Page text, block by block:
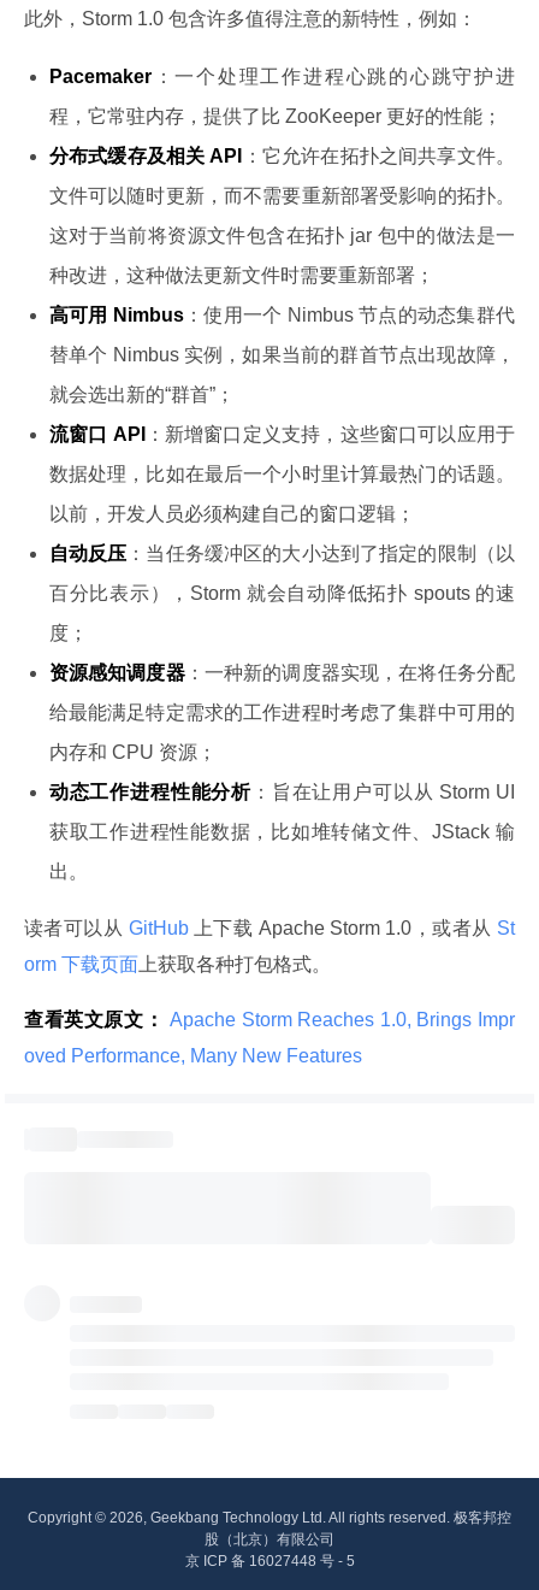
此外，Storm 1.0 包含许多值得注意的新特性，例如：
Pacemaker：一个处理工作进程心跳的心跳守护进
程，它常驻内存，提供了比 ZooKeeper 更好的性能；
分布式缓存及相关 API
：它允许在拓扑之间共享文件。
文件可以随时更新，而不需要重新部署受影响的拓扑。
这对于当前将资源文件包含在拓扑 jar 包中的做法是一
种改进，这种做法更新文件时需要重新部署；
高可用 Nimbus：使用一个 Nimbus 节点的动态集群代
替单个 Nimbus 实例，如果当前的群首节点出现故障，
就会选出新的“群首”；
流窗口 API
：新增窗口定义支持，这些窗口可以应用于
数据处理，比如在最后一个小时里计算最热门的话题。
以前，开发人员必须构建自己的窗口逻辑；
自动反压 ：当任务缓冲区的大小达到了指定的限制（以
百分比表示），Storm 就会自动降低拓扑 spouts 的速
度；
资源感知调度器：一种新的调度器实现，在将任务分配
给最能满足特定需求的工作进程时考虑了集群中可用的
内存和 CPU 资源；
动态工作进程性能分析 ：旨在让用户可以从 Storm UI
获取工作进程性能数据，比如堆转储文件、JStack 输
出。
读者可以从 GitHub 上下载 Apache Storm 1.0，或者从 St
orm 下载页面 上获取各种打包格式。
查看英文原文：
Apache Storm Reaches 1.0, Brings Impr
oved Performance, Many New Features
Copyright © 2026, Geekbang Technology Ltd. All rights reserved. 极客邦控
股（北京）有限公司
京 ICP 备 16027448 号 - 5